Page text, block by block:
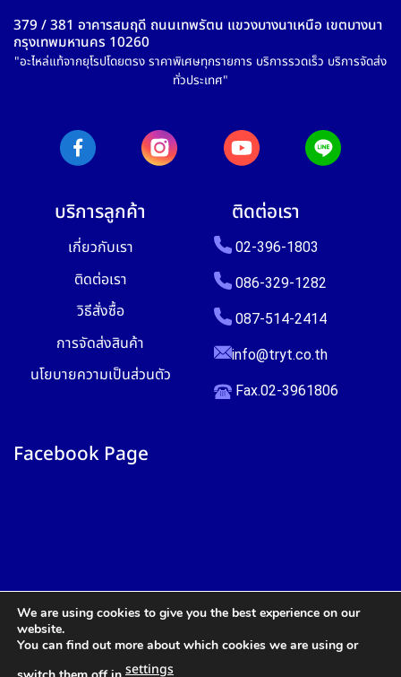
379 / 381 อาคารสมฤดี ถนนเทพรัตน แขวงบางนาเหนือ เขตบางนา
กรุงเทพมหานคร 10260
"อะไหล่แท้จากยุโรปโดยตรง ราคาพิเศษทุกรายการ บริการรวดเร็ว บริการจัดส่ง
ทั่วประเทศ"
บริการลูกค้า
เกี่ยวกับเรา
ติดต่อเรา
วิธีสั่งซื้อ
การจัดส่งสินค้า
นโยบายความเป็นส่วนตัว
ติดต่อเรา
02-396-1803
086-329-1282
087-514-2414
info@tryt.co.th
Fax.02-3961806
Facebook Page
We are using cookies to give you the best experience on our
website.
You can find out more about which cookies we are using or
settings